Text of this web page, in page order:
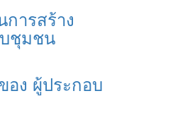
ารสร้าง
ชุมชน
ง ผู้ประกอบ